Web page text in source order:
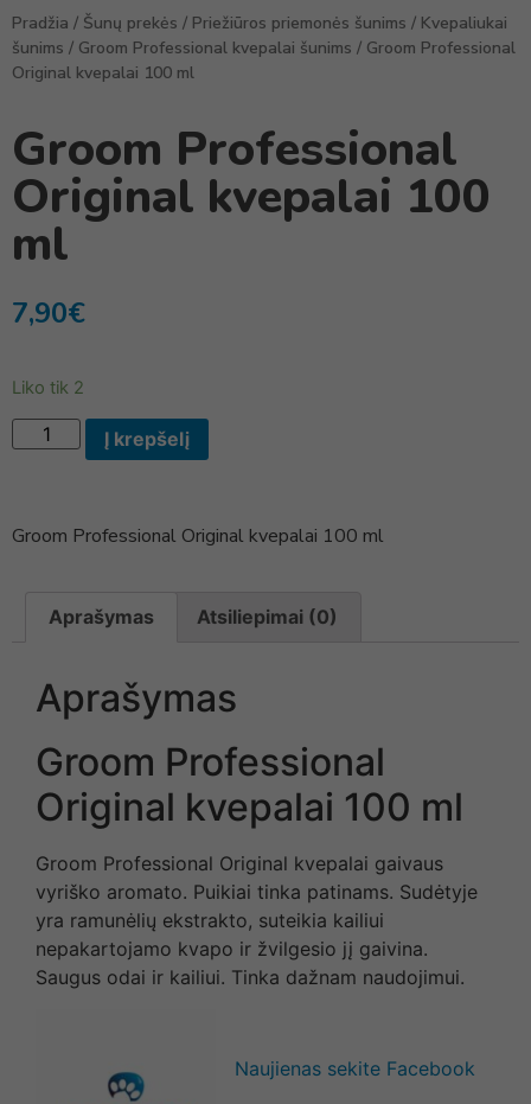
Pradžia / Šunų prekės / Priežiūros priemonės šunims / Kvepaliukai
šunims / Groom Professional kvepalai šunims / Groom Professional
Original kvepalai 100 ml
Groom Professional
Original kvepalai 100
ml
7,90€
Liko tik 2
Į krepšelį
Groom Professional Original kvepalai 100 ml
Aprašymas Atsiliepimai (0)
Aprašymas
Groom Professional
Original kvepalai 100 ml
Groom Professional Original kvepalai gaivaus
vyriško aromato. Puikiai tinka patinams. Sudėtyje
yra ramunėlių ekstrakto, suteikia kailiui
nepakartojamo kvapo ir žvilgesio jį gaivina.
Saugus odai ir kailiui. Tinka dažnam naudojimui.
Naujienas sekite Facebook